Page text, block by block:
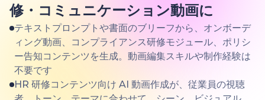
修・コミュニケーション動画に
テキストプロンプトや書面のブリーフから、オンボーデ
ィング動画、コンプライアンス研修モジュール、ポリシ
ー告知コンテンツを生成。動画編集スキルや制作経験は
不要です
HR 研修コンテンツ向け AI 動画作成が、従業員の視聴